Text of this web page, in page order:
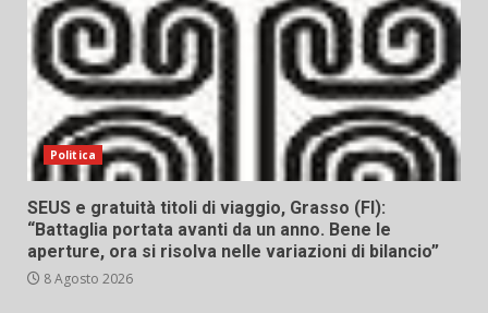
Politica
SEUS e gratuità titoli di viaggio, Grasso (FI):
“Battaglia portata avanti da un anno. Bene le
aperture, ora si risolva nelle variazioni di bilancio”
8 Agosto 2026